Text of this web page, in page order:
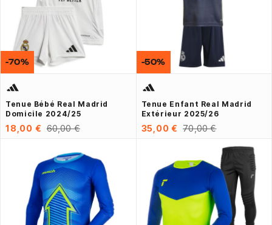
Tenue Bébé Real Madrid
Domicile 2024/25
18,00 € 60,00 €
-70%
Tenue Enfant Real Madrid
Extérieur 2025/26
35,00 € 70,00 €
-50%